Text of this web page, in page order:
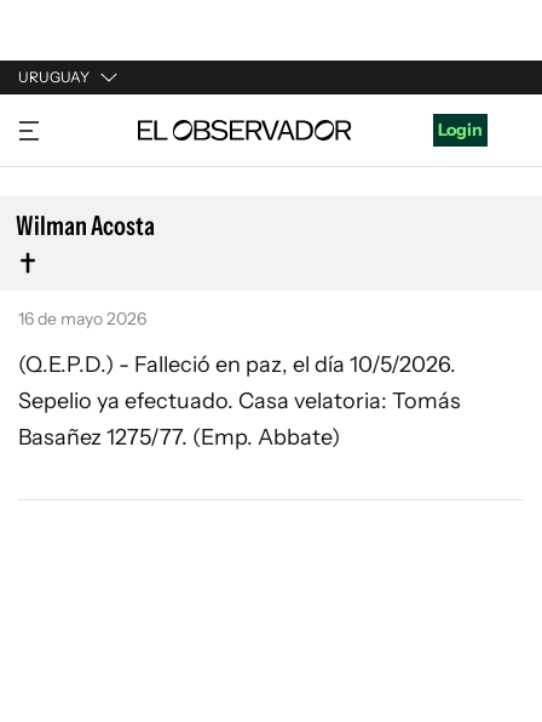
URUGUAY
URUGUAY
ARGENTINA
ESPAÑA
ESTADOS UNIDOS
Login
Wilman Acosta
16 de mayo 2026
(Q.E.P.D.) - Falleció en paz, el día 10/5/2026.
Sepelio ya efectuado. Casa velatoria: Tomás
Basañez 1275/77. (Emp. Abbate)